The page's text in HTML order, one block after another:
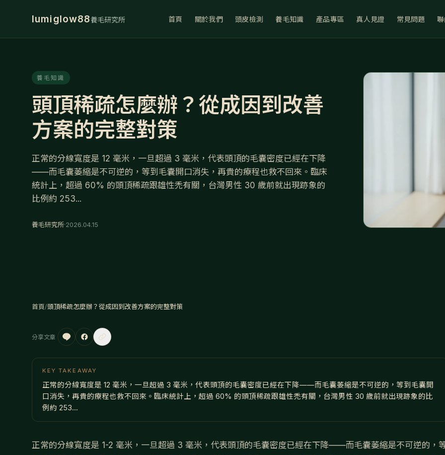
lumiglow88養毛研究所 首頁 關於我們 頭皮檢測 養毛知識 產品專區 真人見證 常見問題
養毛知識
頭頂稀疏怎麼辦？從成因到改善
方案的完整對策
正常的分線寬度是 12 毫米，一旦超過 3 毫米，代表頭頂的毛囊密度已經在下降
——而毛囊萎縮是不可逆的，等到毛囊開口消失，再貴的療程也救不回來。臨床
統計上，超過 60% 的頭頂稀疏跟雄性禿有關，台灣男性 30 歲前就出現跡象的
比例約 253...
養毛研究所·2026.04.15
首頁/頭頂稀疏怎麼辦？從成因到改善方案的完整對策
分享文章
KEY TAKEAWAY
正常的分線寬度是 12 毫米，一旦超過 3 毫米，代表頭頂的毛囊密度已經在下降——而毛囊萎縮是不可逆的，等到毛囊開
口消失，再貴的療程也救不回來。臨床統計上，超過 60% 的頭頂稀疏跟雄性禿有關，台灣男性 30 歲前就出現跡象的比
例約 253...
正常的分線寬度是 1-2 毫米，一旦超過 3 毫米，代表頭頂的毛囊密度已經在下降——而毛囊萎縮是不可逆的，